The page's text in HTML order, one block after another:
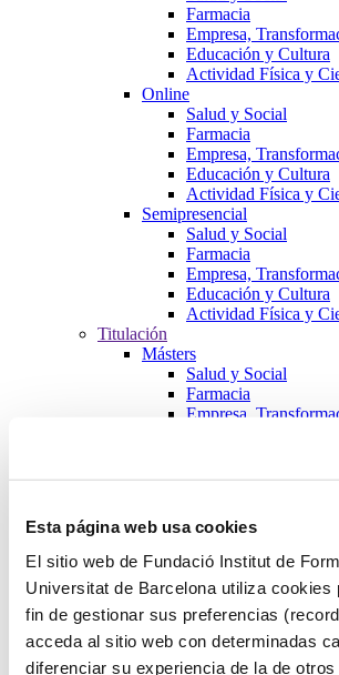
Esta página web usa cookies
El sitio web de Fundació Institut de
Universitat de Barcelona utiliza
fin de gestionar sus preferencias
acceda al sitio web con determinadas
diferenciar su experiencia de la de
Farmacia
Empresa,
Educación y Cultura
Actividad Física y
Online
Salud y Social
Farmacia
Empresa,
Educación y Cultura
Actividad Física y
Semipresencial
Salud y Social
Farmacia
Empresa,
Educación y Cultura
Actividad Física y
Titulación
Másters
Salud y Social
Farmacia
Empresa,
Industrias
Producción
Ciencias de la
Actividad Física y
Formación de Postgrados
Salud y Social
Farmacia